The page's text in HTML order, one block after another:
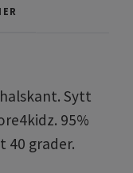
Sytt
95%
40 grader.